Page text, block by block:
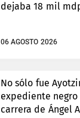
dejaba 18 mil
06 AGOSTO 2026
No sólo fue
expediente
carrera de Ángel